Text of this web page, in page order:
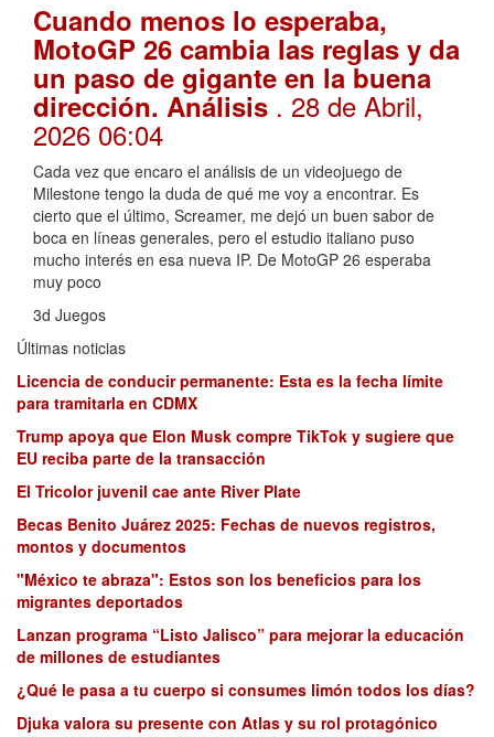
Cuando menos lo esperaba,
MotoGP 26 cambia las reglas y da
un paso de gigante en la buena
dirección. Análisis . 28 de Abril,
2026 06:04
Cada vez que encaro el análisis de un videojuego de
Milestone tengo la duda de qué me voy a encontrar. Es
cierto que el último, Screamer, me dejó un buen sabor de
boca en líneas generales, pero el estudio italiano puso
mucho interés en esa nueva IP. De MotoGP 26 esperaba
muy poco
3d Juegos
Últimas noticias
Licencia de conducir permanente: Esta es la fecha límite
para tramitarla en CDMX
Trump apoya que Elon Musk compre TikTok y sugiere que
EU reciba parte de la transacción
El Tricolor juvenil cae ante River Plate
Becas Benito Juárez 2025: Fechas de nuevos registros,
montos y documentos
"México te abraza": Estos son los beneficios para los
migrantes deportados
Lanzan programa “Listo Jalisco” para mejorar la educación
de millones de estudiantes
¿Qué le pasa a tu cuerpo si consumes limón todos los días?
Djuka valora su presente con Atlas y su rol protagónico